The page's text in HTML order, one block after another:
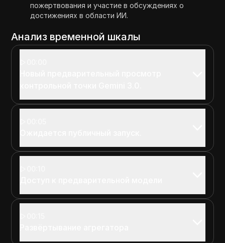
пожертвования и участие в обсуждениях о
достижениях в области ИИ.
Анализ временной шкалы